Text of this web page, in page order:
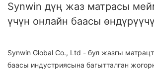
Synwin дүң жаз матрасы
үчүн онлайн баасы
Synwin Global Co., Ltd - бул жазгы
баасы индустриясына багытталган